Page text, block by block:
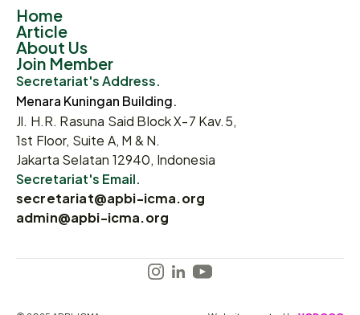
Home
Article
About Us
Join Member
Secretariat's Address.
Menara Kuningan Building.
Jl. H.R. Rasuna Said Block X-7 Kav.5,
1st Floor, Suite A, M & N.
Jakarta Selatan 12940, Indonesia
Secretariat's Email.
secretariat@apbi-icma.org
admin@apbi-icma.org